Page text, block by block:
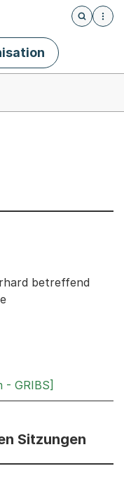
Öffnet
betreffend
- GRIBS]
Sitzungen
Informationen